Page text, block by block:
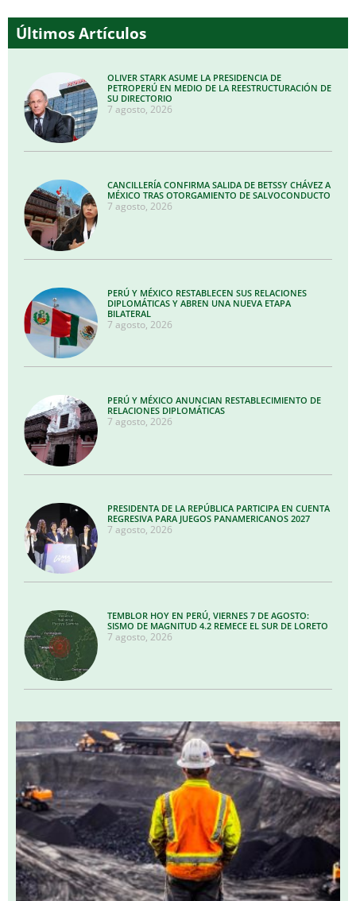
Últimos Artículos
OLIVER STARK ASUME LA PRESIDENCIA DE
PETROPERÚ EN MEDIO DE LA REESTRUCTURACIÓN DE
SU DIRECTORIO
7 agosto, 2026
CANCILLERÍA CONFIRMA SALIDA DE BETSSY CHÁVEZ A
MÉXICO TRAS OTORGAMIENTO DE SALVOCONDUCTO
7 agosto, 2026
PERÚ Y MÉXICO RESTABLECEN SUS RELACIONES
DIPLOMÁTICAS Y ABREN UNA NUEVA ETAPA
BILATERAL
7 agosto, 2026
PERÚ Y MÉXICO ANUNCIAN RESTABLECIMIENTO DE
RELACIONES DIPLOMÁTICAS
7 agosto, 2026
PRESIDENTA DE LA REPÚBLICA PARTICIPA EN CUENTA
REGRESIVA PARA JUEGOS PANAMERICANOS 2027
7 agosto, 2026
TEMBLOR HOY EN PERÚ, VIERNES 7 DE AGOSTO:
SISMO DE MAGNITUD 4.2 REMECE EL SUR DE LORETO
7 agosto, 2026